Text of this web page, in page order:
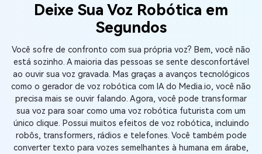
Deixe Sua Voz Robótica em
Segundos
Você sofre de confronto com sua própria voz? Bem, você não
está sozinho. A maioria das pessoas se sente desconfortável
ao ouvir sua voz gravada. Mas graças a avanços tecnológicos
como o gerador de voz robótica com IA do Media.io, você não
precisa mais se ouvir falando. Agora, você pode transformar
sua voz para soar como uma voz robótica futurista com um
único clique. Possui muitos efeitos de voz robótica, incluindo
robôs, transformers, rádios e telefones. Você também pode
converter texto para vozes semelhantes à humana em árabe,